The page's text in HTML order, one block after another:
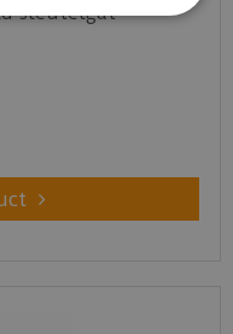
sleutelgat